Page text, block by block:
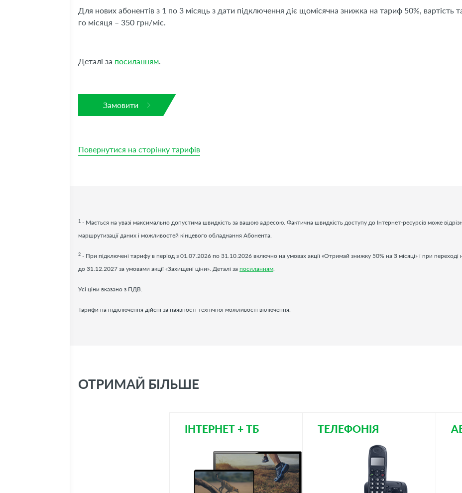
Для нових абонентів з 1 по 3 місяць з дати підключення діє щомісячна знижка на тариф 50%, вартість
го місяця – 350 грн/міс.
Деталі за посиланням.
Замовити
Повернутися на сторінку тарифів
1 - Мається на увазі максимально допустима швидкість за вашою адресою. Фактична швидкість доступу до Інтернет-ресурсів може
маршрутизації даних і можливостей кінцевого обладнання Абонента.
2 - При підключені тарифу в період з 01.07.2026 по 31.10.2026 включно на умовах акції «Отримай знижку 50% на 3 місяці» і при переході
до 31.12.2027 за умовами акції «Захищені ціни». Деталі за посиланням.
Усі ціни вказано з ПДВ.
Тарифи на підключення дійсні за наявності технічної можливості включення.
ОТРИМАЙ БІЛЬШЕ
ІНТЕРНЕТ + ТБ ТЕЛЕФОНІЯ